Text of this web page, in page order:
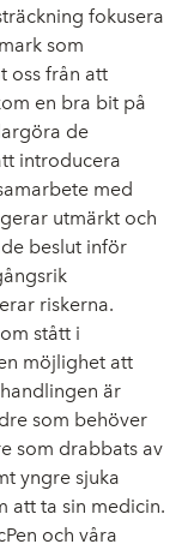
fokusera
som
oss från att
en bra bit på
de
introducera
med
utmärkt och
beslut inför
riskerna.
stått i
möjlighet att
är
som behöver
som drabbats av
yngre sjuka
att ta sin medicin.
och våra